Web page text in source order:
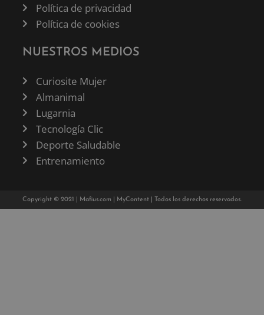
Política de privacidad
Política de cookies
NUESTROS MEDIOS
Curiosite Mujer
Almanimal
Lugarnia
Tecnología Clic
Deporte Saludable
Entrenamiento
Copyright © 2021 | Mafius.com MyContent | Todos los derechos reservados.